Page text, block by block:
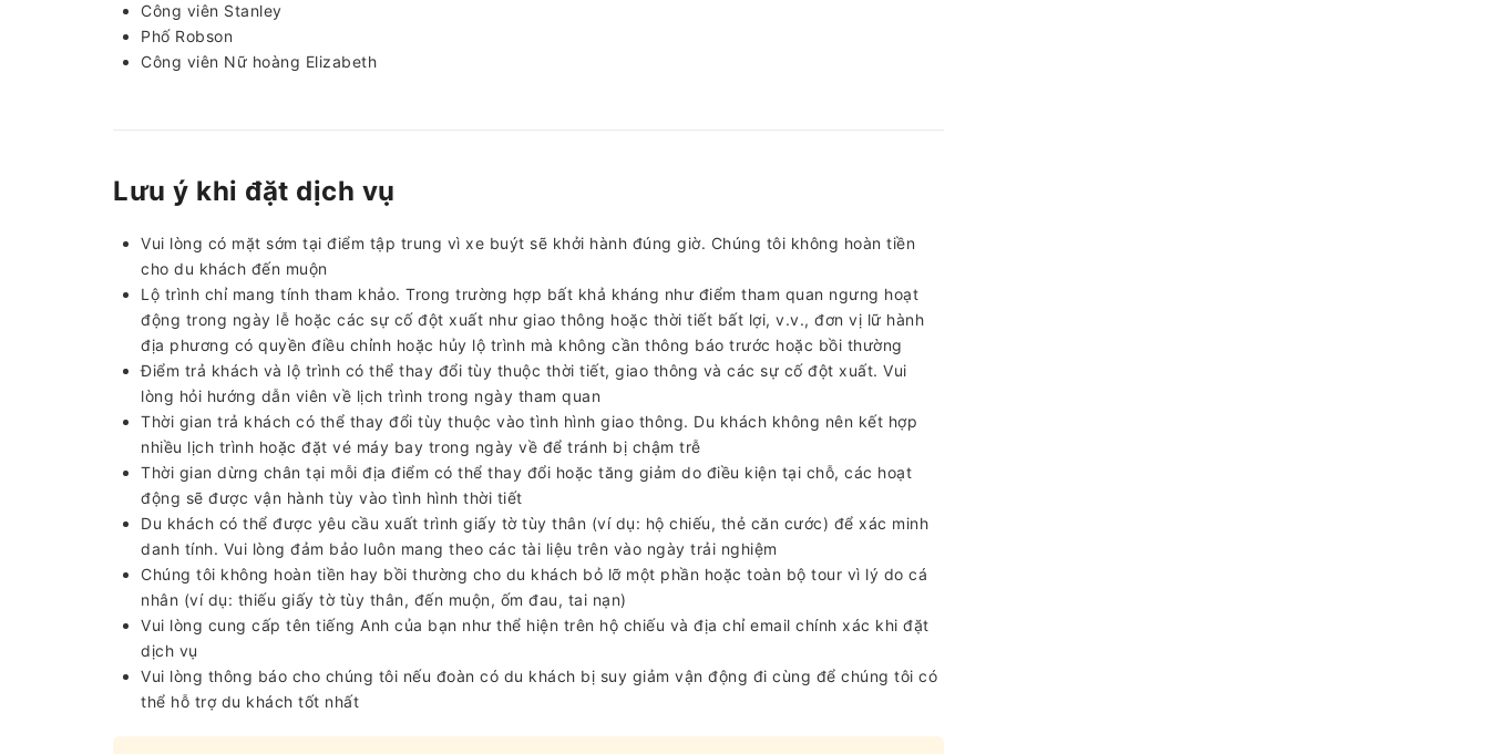
Công viên Stanley
Phố Robson
Công viên Nữ hoàng Elizabeth
Lưu ý khi đặt dịch vụ
Vui lòng có mặt sớm tại điểm tập trung vì xe buýt sẽ khởi hành đúng giờ. Chúng tôi không hoàn tiền
cho du khách đến muộn
Lộ trình chỉ mang tính tham khảo. Trong trường hợp bất khả kháng như điểm tham quan ngưng hoạt
động trong ngày lễ hoặc các sự cố đột xuất như giao thông hoặc thời tiết bất lợi, v.v., đơn vị lữ hành
địa phương có quyền điều chỉnh hoặc hủy lộ trình mà không cần thông báo trước hoặc bồi thường
Điểm trả khách và lộ trình có thể thay đổi tùy thuộc thời tiết, giao thông và các sự cố đột xuất. Vui
lòng hỏi hướng dẫn viên về lịch trình trong ngày tham quan
Thời gian trả khách có thể thay đổi tùy thuộc vào tình hình giao thông. Du khách không nên kết hợp
nhiều lịch trình hoặc đặt vé máy bay trong ngày về để tránh bị chậm trễ
Thời gian dừng chân tại mỗi địa điểm có thể thay đổi hoặc tăng giảm do điều kiện tại chỗ, các hoạt
động sẽ được vận hành tùy vào tình hình thời tiết
Du khách có thể được yêu cầu xuất trình giấy tờ tùy thân (ví dụ: hộ chiếu, thẻ căn cước) để xác minh
danh tính. Vui lòng đảm bảo luôn mang theo các tài liệu trên vào ngày trải nghiệm
Chúng tôi không hoàn tiền hay bồi thường cho du khách bỏ lỡ một phần hoặc toàn bộ tour vì lý do cá
nhân (ví dụ: thiếu giấy tờ tùy thân, đến muộn, ốm đau, tai nạn)
Vui lòng cung cấp tên tiếng Anh của bạn như thể hiện trên hộ chiếu và địa chỉ email chính xác khi đặt
dịch vụ
Vui lòng thông báo cho chúng tôi nếu đoàn có du khách bị suy giảm vận động đi cùng để chúng tôi có
thể hỗ trợ du khách tốt nhất